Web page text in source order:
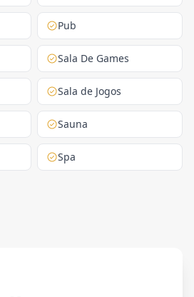
Pub
Sala De Games
Sala de Jogos
Sauna
Spa